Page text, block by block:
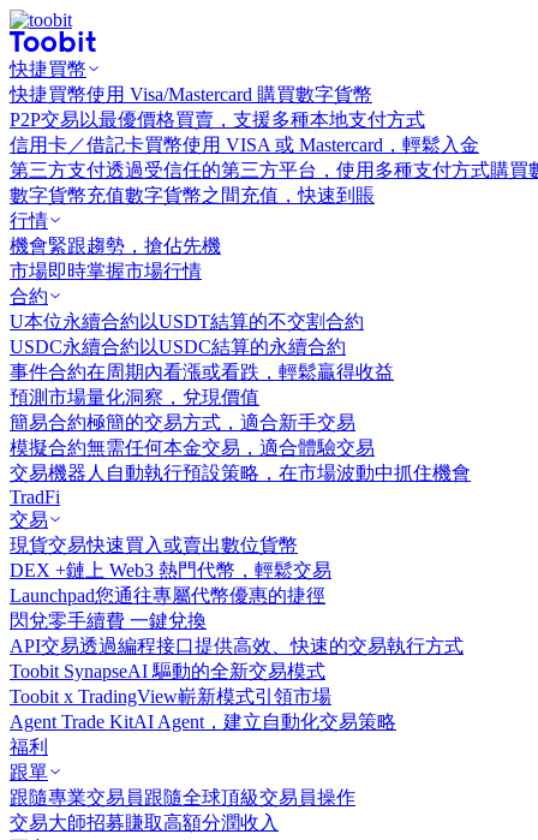
快捷買幣
快捷買幣使用 Visa/Mastercard 購買數字貨幣
P2P交易 以最優價格買賣，支援多種本地支付方式
信用卡／借記卡買幣使用 VISA 或 Mastercard，輕鬆入金
第三方支付透過受信任的第三方平台，使用多種支付方式購買
數字貨幣充值數字貨幣之間充值，快速到賬
行情
機會緊跟趨勢，搶佔先機
市場即時掌握市場行情
合約
U本位永續合約 以USDT結算的不交割合約
USDC永續合約 以USDC結算的永續合約
事件合約在周期內看漲或看跌，輕鬆贏得收益
預測市場量化洞察，兌現價值
簡易合約極簡的交易方式，適合新手交易
模擬合約無需任何本金交易，適合體驗交易
交易機器人 自動執行預設策略，在市場波動中抓住機會
TradFi
交易
現貨交易快速買入或賣出數位貨幣
DEX +鏈上 Web3 熱門代幣，輕鬆交易
Launchpad您通往專屬代幣優惠的捷徑
閃兌零手續費 一鍵兌換
API交易透過編程接口提供高效、快速的交易執行方式
Toobit SynapseAI 驅動的全新交易模式
Toobit x TradingView嶄新模式引領市場
Agent Trade KitAI Agent，建立自動化交易策略
福利
跟單
跟隨專業交易員跟隨全球頂級交易員操作
交易大師招募賺取高額分潤收入